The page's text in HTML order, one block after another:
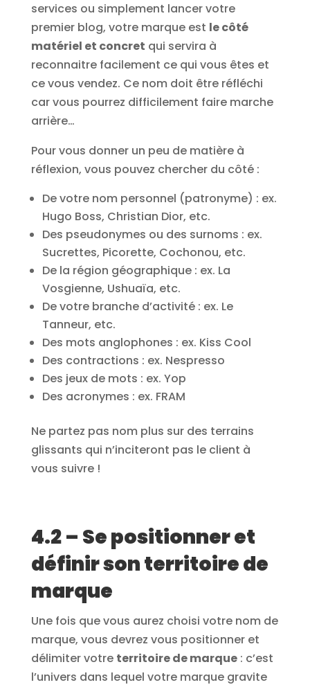
services ou simplement lancer votre
premier blog, votre marque est le côté
matériel et concret qui servira à
reconnaitre facilement ce qui vous êtes et
ce vous vendez. Ce nom doit être réfléchi
car vous pourrez difficilement faire marche
arrière…
Pour vous donner un peu de matière à
réflexion, vous pouvez chercher du côté :
De votre nom personnel (patronyme) : ex.
Hugo Boss, Christian Dior, etc.
Des pseudonymes ou des surnoms : ex.
Sucrettes, Picorette, Cochonou, etc.
De la région géographique : ex. La
Vosgienne, Ushuaïa, etc.
De votre branche d’activité : ex. Le
Tanneur, etc.
Des mots anglophones : ex. Kiss Cool
Des contractions : ex. Nespresso
Des jeux de mots : ex. Yop
Des acronymes : ex. FRAM
Ne partez pas nom plus sur des terrains
glissants qui n’inciteront pas le client à
vous suivre !
4.2 – Se positionner et
définir son territoire de
marque
Une fois que vous aurez choisi votre nom de
marque, vous devrez vous positionner et
délimiter votre territoire de marque: c’est
l’univers dans lequel votre marque gravite